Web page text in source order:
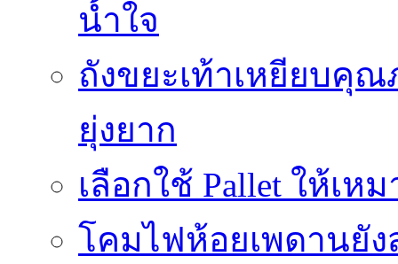
น้ำใจ
ถังขยะเท้าเหยียบคุ
ยุ่งยาก
เลือกใช้ Pallet ให้เ
โคมไฟห้อยเพดานยั